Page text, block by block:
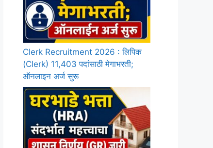
Clerk Recruitment 2026 : लिपिक
(Clerk) 11,403 पदांसाठी मेगाभरती;
ऑनलाइन अर्ज सुरू